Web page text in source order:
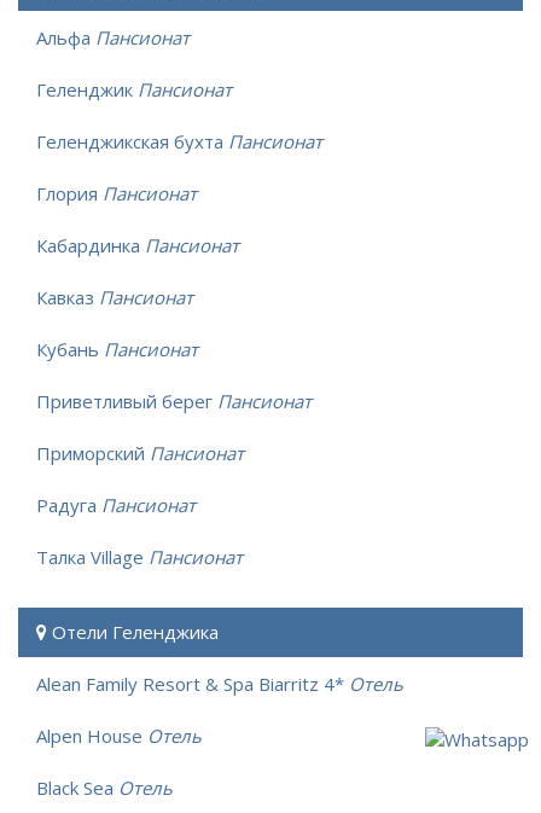
Альфа Пансионат
Геленджик Пансионат
Геленджикская бухта Пансионат
Глория Пансионат
Кабардинка Пансионат
Кавказ Пансионат
Кубань Пансионат
Приветливый берег Пансионат
Приморский Пансионат
Радуга Пансионат
Талка Village Пансионат
Отели Геленджика
Alean Family Resort & Spa Biarritz 4* Отель
Alpen House Отель
Black Sea Отель